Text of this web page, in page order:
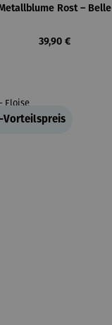
Rost – Belle
Regulärer Preis:
39,90 €
Vorteilspreis